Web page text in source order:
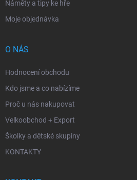
Náměty a tipy ke hře
Moje objednávka
O NÁS
Hodnocení obchodu
Kdo jsme a co nabízíme
Proč u nás nakupovat
Velkoobchod + Export
Školky a dětské skupiny
KONTAKTY